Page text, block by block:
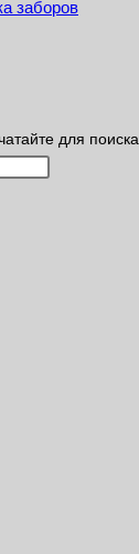
заборов
для поиска